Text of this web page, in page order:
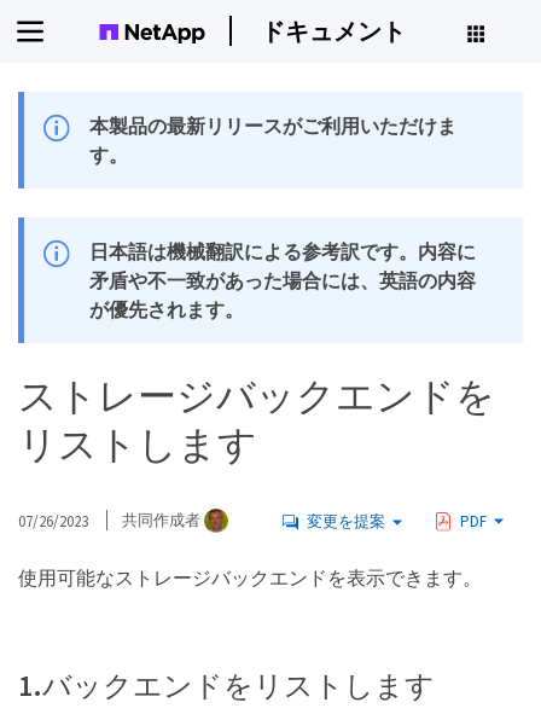
ドキュメント
本製品の最新リリースがご利用いただけま
す。
日本語は機械翻訳による参考訳です。内容に
矛盾や不一致があった場合には、英語の内容
が優先されます。
ストレージバックエンドを
リストします
07/26/2023 共同作成者 変更を提案 PDF
使用可能なストレージバックエンドを表示できます。
1.バックエンドをリストします